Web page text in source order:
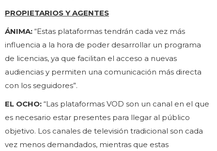
PROPIETARIOS Y AGENTES
ÁNIMA: “Estas plataformas tendrán cada vez más
influencia a la hora de poder desarrollar un programa
de licencias, ya que facilitan el acceso a nuevas
audiencias y permiten una comunicación más directa
con los seguidores”.
EL OCHO: “Las plataformas VOD son un canal en el que
es necesario estar presentes para llegar al público
objetivo. Los canales de televisión tradicional son cada
vez menos demandados, mientras que estas